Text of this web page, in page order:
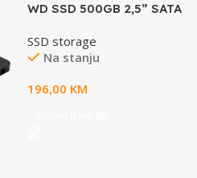
WD SSD 500GB 2,5” SATA
SSD storage
Na stanju
196,00 KM